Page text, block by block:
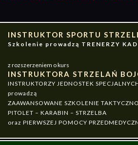
INSTRUKTOR SPORTU
Szkolenie prowadzą TRENERZY
z rozszerzeniem o kurs
INSTRUKTORA STRZELAŃ
INSTRUKTORZY JEDNOSTEK
prowadzą
ZAAWANSOWANE SZKOLENIE
PITOLET – KARABIN – STRZELBA
oraz PIERWSZEJ POMOCY